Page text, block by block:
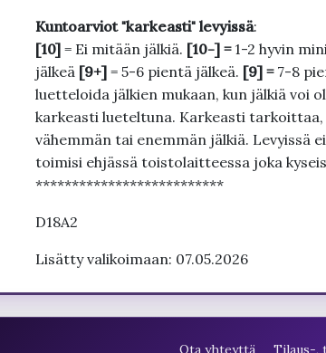
Kuntoarviot "karkeasti" levyissä:
[10]= Ei mitään jälkiä. [10-] = 1-2 hyvin
jälkeä [9+]= 5-6 pientä jälkeä. [9] = 7-8
luetteloida jälkien mukaan, kun jälkiä voi
karkeasti lueteltuna. Karkeasti
vähemmän tai enemmän jälkiä. Levyissä
toimisi ehjässä toistolaitteessa joka
**************************
D18A2
Lisätty valikoimaan: 07.05.2026
Ota yhteyttä Tilaus-,